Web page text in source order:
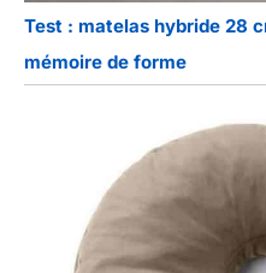
Test : matelas hybride 28
mémoire de forme